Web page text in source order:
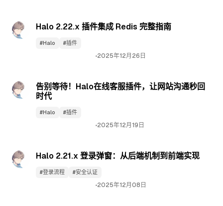
Halo 2.22.x 插件集成 Redis 完整指南
#Halo #插件
2025年12月26日
告别等待！Halo在线客服插件，让网站沟通秒回
时代
#Halo #插件
2025年12月19日
Halo 2.21.x 登录弹窗：从后端机制到前端实现
#登录流程 #安全认证
2025年12月08日